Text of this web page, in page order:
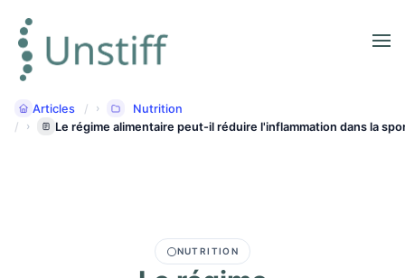
Articles
Nutrition
Le régime alimentaire peut-il réduire l'inflammation dans la
NUTRITION